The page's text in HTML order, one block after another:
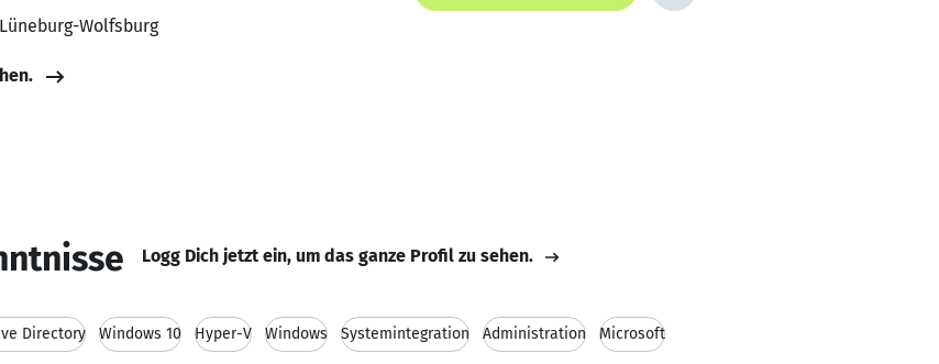
Wolfsburg
Logg Dich jetzt ein, um das ganze Profil zu sehen.
Directory Windows 10 Hyper-V Windows Systemintegration Administration Microsoft